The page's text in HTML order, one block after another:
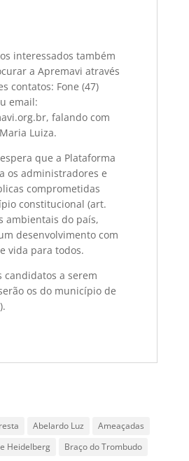
interessados também
a Apremavi através
contatos: Fone (47)
email:
falando com
Luiza.
que a Plataforma
os administradores e
comprometidas
constitucional (art.
ambientais do país,
desenvolvimento com
vida para todos.
candidatos a serem
os do município de
Abelardo Luz
Ameaçadas
Heidelberg
Braço do Trombudo